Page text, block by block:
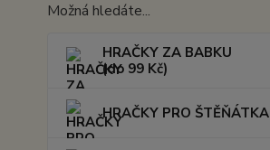
Možná hledáte...
HRAČKY ZA BABKU
(do 99 Kč)
HRAČKY PRO ŠTĚŇÁTKA